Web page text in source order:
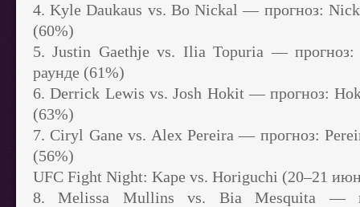
4. Kyle Daukaus vs. Bo Nickal — прогноз:
(60%)
5. Justin Gaethje vs. Ilia Topuria —
раунде (61%)
6. Derrick Lewis vs. Josh Hokit — прогноз:
(63%)
7. Ciryl Gane vs. Alex Pereira — прогноз:
(56%)
UFC Fight Night: Kape vs. Horiguchi (20–21
8. Melissa Mullins vs. Bia Mesquita —